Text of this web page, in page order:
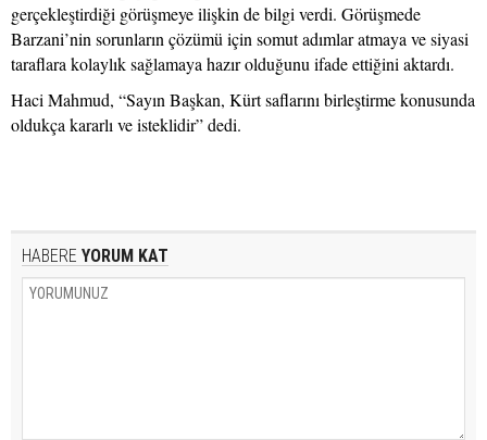
gerçekleştirdiği görüşmeye ilişkin de bilgi verdi. Görüşmede
Barzani’nin sorunların çözümü için somut adımlar atmaya ve siyasi
taraflara kolaylık sağlamaya hazır olduğunu ifade ettiğini aktardı.
Haci Mahmud, “Sayın Başkan, Kürt saflarını birleştirme konusunda
oldukça kararlı ve isteklidir” dedi.
HABERE YORUM KAT